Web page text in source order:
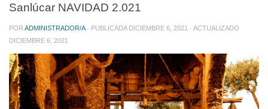
Sanlúcar NAVIDAD 2.021
POR ADMINISTRADOR/A · PUBLICADA DICIEMBRE 6, 2021 · ACTUALIZADO
DICIEMBRE 6, 2021